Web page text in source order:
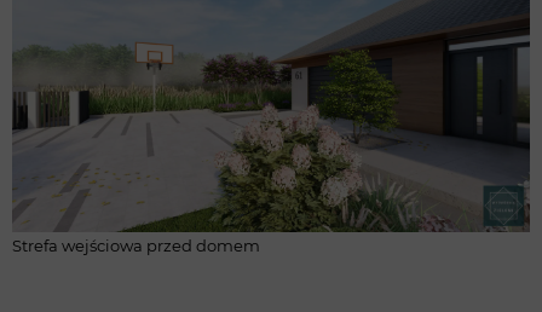
Strefa wejściowa przed domem